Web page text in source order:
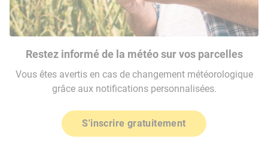
Restez informé de la météo sur vos parcelles
Vous êtes avertis en cas de changement météorologique
grâce aux notifications personnalisées.
S'inscrire gratuitement